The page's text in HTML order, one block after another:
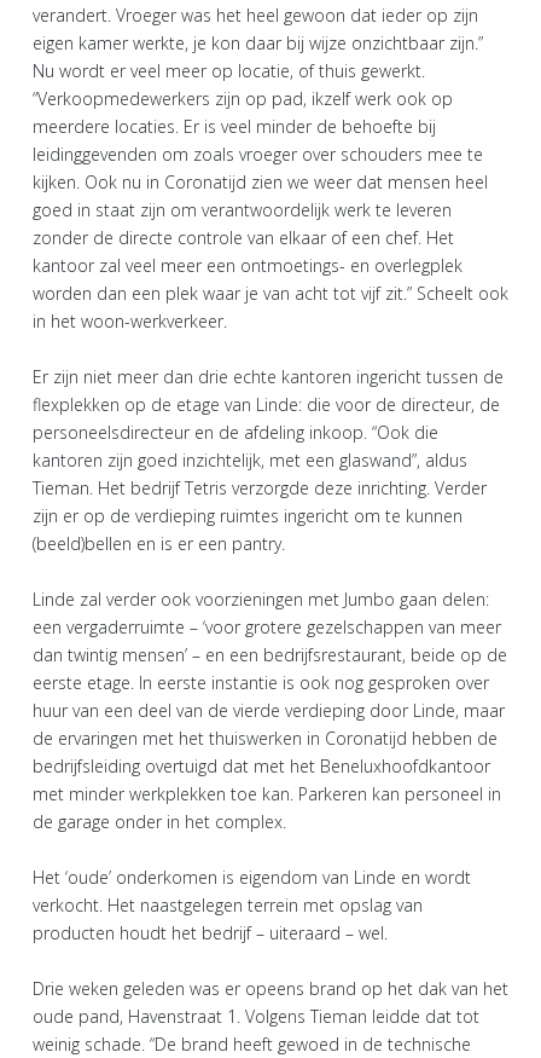
verandert. Vroeger was het heel gewoon dat ieder op zijn
eigen kamer werkte, je kon daar bij wijze onzichtbaar zijn.”
Nu wordt er veel meer op locatie, of thuis gewerkt.
“Verkoopmedewerkers zijn op pad, ikzelf werk ook op
meerdere locaties. Er is veel minder de behoefte bij
leidinggevenden om zoals vroeger over schouders mee te
kijken. Ook nu in Coronatijd zien we weer dat mensen heel
goed in staat zijn om verantwoordelijk werk te leveren
zonder de directe controle van elkaar of een chef. Het
kantoor zal veel meer een ontmoetings- en overlegplek
worden dan een plek waar je van acht tot vijf zit.” Scheelt ook
in het woon-werkverkeer.
Er zijn niet meer dan drie echte kantoren ingericht tussen de
flexplekken op de etage van Linde: die voor de directeur, de
personeelsdirecteur en de afdeling inkoop. “Ook die
kantoren zijn goed inzichtelijk, met een glaswand”, aldus
Tieman. Het bedrijf Tetris verzorgde deze inrichting. Verder
zijn er op de verdieping ruimtes ingericht om te kunnen
(beeld)bellen en is er een pantry.
Linde zal verder ook voorzieningen met Jumbo gaan delen:
een vergaderruimte – ‘voor grotere gezelschappen van meer
dan twintig mensen’ – en een bedrijfsrestaurant, beide op de
eerste etage. In eerste instantie is ook nog gesproken over
huur van een deel van de vierde verdieping door Linde, maar
de ervaringen met het thuiswerken in Coronatijd hebben de
bedrijfsleiding overtuigd dat met het Beneluxhoofdkantoor
met minder werkplekken toe kan. Parkeren kan personeel in
de garage onder in het complex.
Het ‘oude’ onderkomen is eigendom van Linde en wordt
verkocht. Het naastgelegen terrein met opslag van
producten houdt het bedrijf – uiteraard – wel.
Drie weken geleden was er opeens brand op het dak van het
oude pand, Havenstraat 1. Volgens Tieman leidde dat tot
weinig schade. “De brand heeft gewoed in de technische